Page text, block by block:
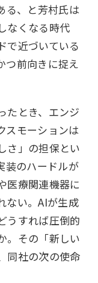
る、と芳村氏は
なくなる時代
で近づいている
つ前向きに捉え
たとき、エンジ
スモーションは
さ」の担保とい
装のハードルが
医療関連機器に
ない。AIが生成
うすれば圧倒的
。その「新しい
同社の次の使命